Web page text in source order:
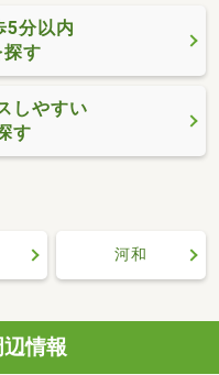
5分以内
す
しやすい
す
河和
情報